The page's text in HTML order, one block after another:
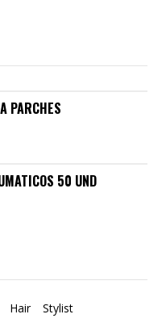
PARCHES
50 UND
Hair Stylist